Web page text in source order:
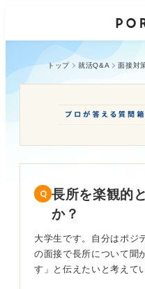
トップ 就活Q&A 面接対
長所を楽観的
か？
大学生です。自分はポジ
の面接で長所について聞
す」と伝えたいと考えて